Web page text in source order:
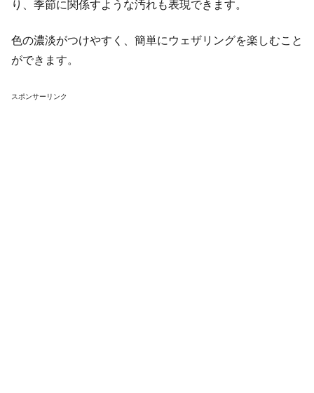
り、季節に関係すような汚れも表現できます。
色の濃淡がつけやすく、簡単にウェザリングを楽しむこと
ができます。
スポンサーリンク